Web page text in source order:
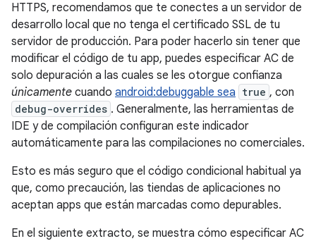
HTTPS, recomendamos que te conectes a un servidor de
desarrollo local que no tenga el certificado SSL de tu
servidor de producción. Para poder hacerlo sin tener que
modificar el código de tu app, puedes especificar AC de
solo depuración a las cuales se les otorgue confianza
únicamente cuando android:debuggable sea true , con
debug-overrides . Generalmente, las herramientas de
IDE y de compilación configuran este indicador
automáticamente para las compilaciones no comerciales.
Esto es más seguro que el código condicional habitual ya
que, como precaución, las tiendas de aplicaciones no
aceptan apps que están marcadas como depurables.
En el siguiente extracto, se muestra cómo especificar AC